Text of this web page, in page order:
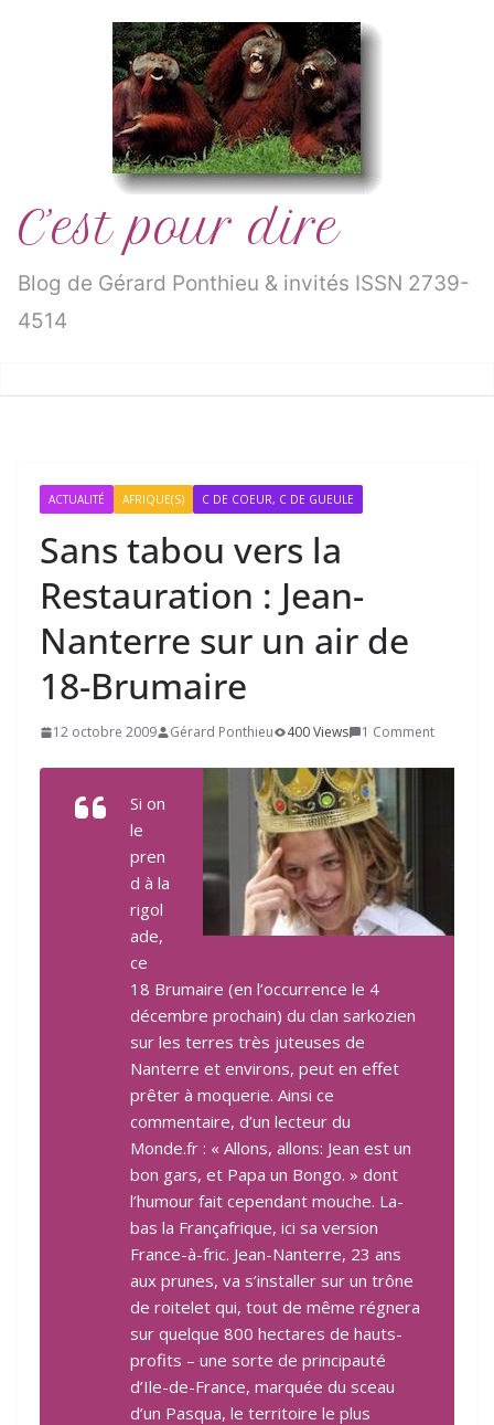
C’est pour dire
Blog de Gérard Ponthieu & invités ISSN 2739-
4514
ACTUALITÉ AFRIQUE(S) C DE COEUR, C DE GUEULE
Sans tabou vers la
Restauration : Jean-
Nanterre sur un air de
18-Brumaire
12 octobre 2009 Gérard Ponthieu 400 Views 1 Comment
Si on
le
pren
d à la
rigol
ade,
ce
18 Brumaire (en l’occurrence le 4
décembre prochain) du clan sarkozien
sur les terres très juteuses de
Nanterre et environs, peut en effet
prêter à moquerie. Ainsi ce
commentaire, d’un lecteur du
Monde.fr : « Allons, allons: Jean est un
bon gars, et Papa un Bongo. » dont
l’humour fait cependant mouche. La-
bas la Françafrique, ici sa version
France-à-fric. Jean-Nanterre, 23 ans
aux prunes, va s’installer sur un trône
de roitelet qui, tout de même régnera
sur quelque 800 hectares de hauts-
profits – une sorte de principauté
d’Ile-de-France, marquée du sceau
d’un Pasqua, le territoire le plus